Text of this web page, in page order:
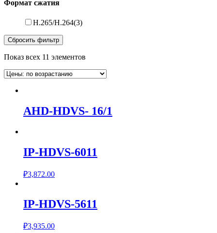
Формат сжатия
H.265/H.264(3)
Сбросить фильтр
Показ всех 11 элементов
AHD-HDVS- 16/1
IP-HDVS-6011
₽3,872.00
IP-HDVS-5611
₽3,935.00